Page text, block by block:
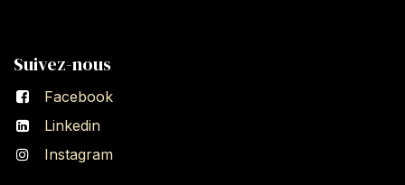
Suivez-nous
Facebook
Linkedin
Instagram